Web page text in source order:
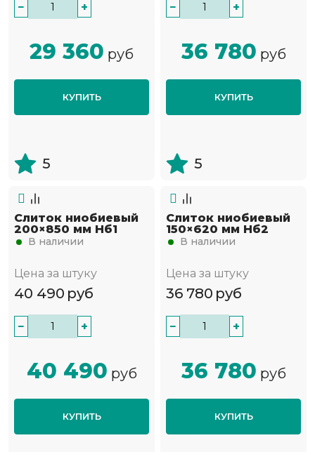
− +
29 360 руб
КУПИТЬ
5
− +
36 780 руб
КУПИТЬ
5
Слиток ниобиевый
200×850 мм Нб1
В наличии
Цена за штуку
40 490 руб
− +
40 490 руб
КУПИТЬ
Слиток ниобиевый
150×620 мм Нб2
В наличии
Цена за штуку
36 780 руб
− +
36 780 руб
КУПИТЬ